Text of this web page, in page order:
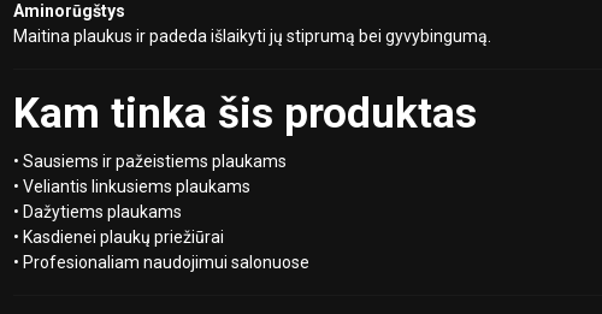
Aminorūgštys
Maitina plaukus ir padeda išlaikyti jų stiprumą bei gyvybingumą.
Kam tinka šis produktas
• Sausiems ir pažeistiems plaukams
• Veliantis linkusiems plaukams
• Dažytiems plaukams
• Kasdienei plaukų priežiūrai
• Profesionaliam naudojimui salonuose